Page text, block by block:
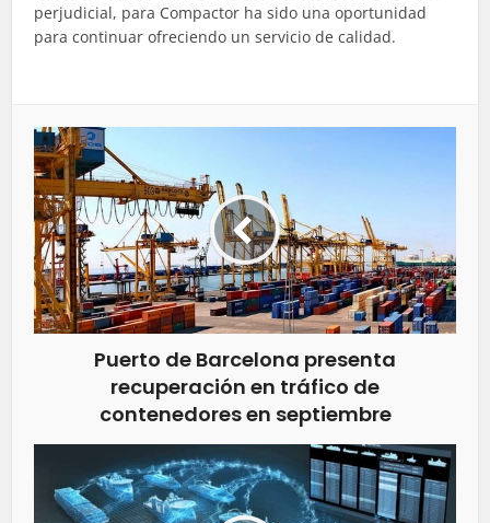
perjudicial, para Compactor ha sido una oportunidad
para continuar ofreciendo un servicio de calidad.
Puerto de Barcelona presenta
recuperación en tráfico de
contenedores en septiembre